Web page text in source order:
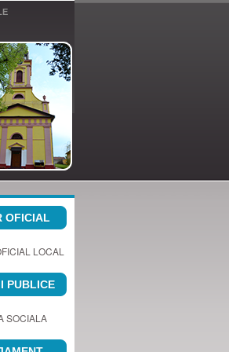
OFICIAL
LOCAL
PUBLICE
SOCIALA